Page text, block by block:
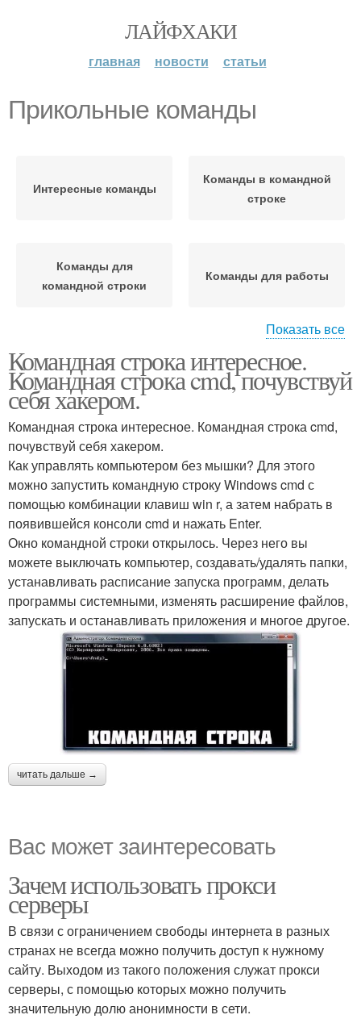
ЛАЙФХАКИ
главная новости статьи
Прикольные команды
Интересные команды
Команды в командной
строке
Команды для
командной строки
Команды для работы
команды
Крутые команды
Показать все
Командная строка интересное.
Командная строка cmd, почувствуй
себя хакером.
Командная строка интересное. Командная строка cmd,
почувствуй себя хакером.
Как управлять компьютером без мышки? Для этого
можно запустить командную строку Windows cmd с
помощью комбинации клавиш win r, а затем набрать в
появившейся консоли cmd и нажать Enter.
Окно командной строки открылось. Через него вы
можете выключать компьютер, создавать/удалять папки,
устанавливать расписание запуска программ, делать
программы системными, изменять расширение файлов,
запускать и останавливать приложения и многое другое.
читать дальше →
Вас может заинтересовать
Зачем использовать прокси
серверы
В связи с ограничением свободы интернета в разных
странах не всегда можно получить доступ к нужному
сайту. Выходом из такого положения служат прокси
серверы, с помощью которых можно получить
значительную долю анонимности в сети.